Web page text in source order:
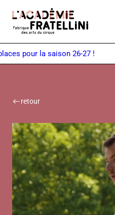
pour la saison 26-27 !
retour
Panneau de gestion des cookies